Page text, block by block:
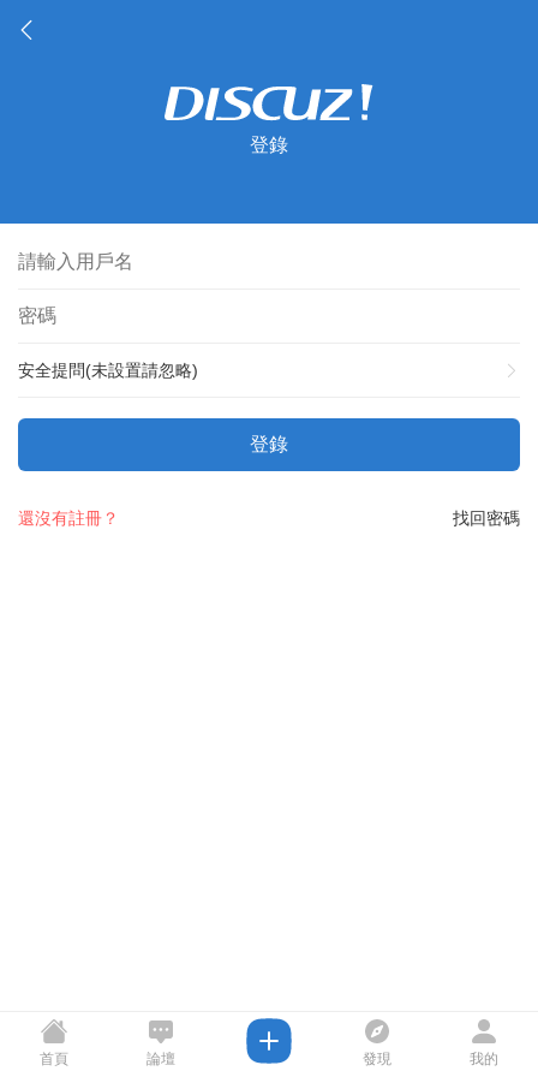
登錄
安全提問(未設置請忽略)
登錄
找回密碼
還沒有註冊？
首頁 論壇 發現 我的